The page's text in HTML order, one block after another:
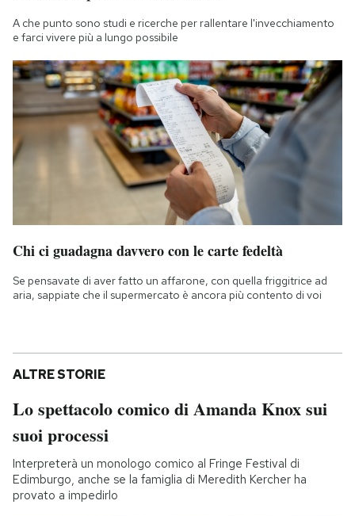
A che punto sono studi e ricerche per rallentare l'invecchiamento
e farci vivere più a lungo possibile
Chi ci guadagna davvero con le carte fedeltà
Se pensavate di aver fatto un affarone, con quella friggitrice ad
aria, sappiate che il supermercato è ancora più contento di voi
ALTRE STORIE
Lo spettacolo comico di Amanda Knox sui
suoi processi
Interpreterà un monologo comico al Fringe Festival di
Edimburgo, anche se la famiglia di Meredith Kercher ha
provato a impedirlo